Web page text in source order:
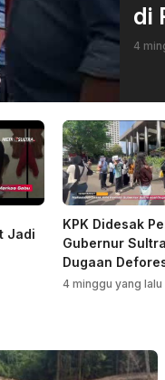
di
4
Jadi
KPK Didesak
Gubernur
Dugaan
Kabaen
4 minggu yang lalu